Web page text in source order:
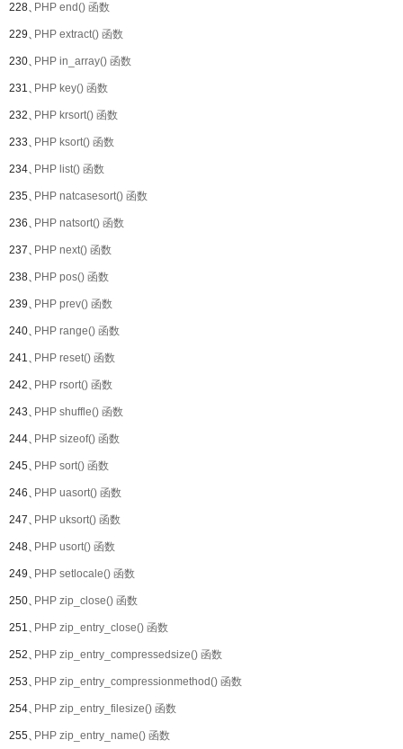
228、PHP end() 函数
229、PHP extract() 函数
230、PHP in_array() 函数
231、PHP key() 函数
232、PHP krsort() 函数
233、PHP ksort() 函数
234、PHP list() 函数
235、PHP natcasesort() 函数
236、PHP natsort() 函数
237、PHP next() 函数
238、PHP pos() 函数
239、PHP prev() 函数
240、PHP range() 函数
241、PHP reset() 函数
242、PHP rsort() 函数
243、PHP shuffle() 函数
244、PHP sizeof() 函数
245、PHP sort() 函数
246、PHP uasort() 函数
247、PHP uksort() 函数
248、PHP usort() 函数
249、PHP setlocale() 函数
250、PHP zip_close() 函数
251、PHP zip_entry_close() 函数
252、PHP zip_entry_compressedsize() 函数
253、PHP zip_entry_compressionmethod() 函数
254、PHP zip_entry_filesize() 函数
255、PHP zip_entry_name() 函数